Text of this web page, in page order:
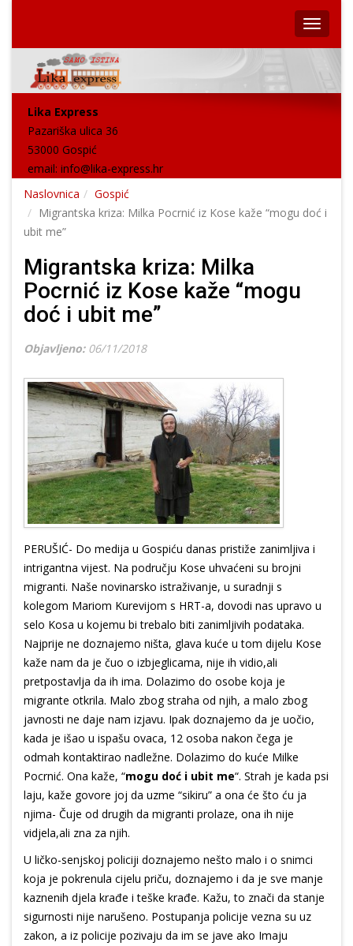
Lika Express
Pazariška ulica 36
53000 Gospić
email: info@lika-express.hr
Naslovnica
Gospić
Migrantska kriza: Milka Pocrnić iz Kose kaže “mogu doć i
ubit me”
Migrantska kriza: Milka
Pocrnić iz Kose kaže “mogu
doć i ubit me”
Objavljeno: 06/11/2018
PERUŠIĆ- Do medija u Gospiću danas pristiže zanimljiva i
intrigantna vijest. Na području Kose uhvaćeni su brojni
migranti. Naše novinarsko istraživanje, u suradnji s
kolegom Mariom Kurevijom s HRT-a, dovodi nas upravo u
selo Kosa u kojemu bi trebalo biti zanimljivih podataka.
Najprije ne doznajemo ništa, glava kuće u tom dijelu Kose
kaže nam da je čuo o izbjeglicama, nije ih vidio,ali
pretpostavlja da ih ima. Dolazimo do osobe koja je
migrante otkrila. Malo zbog straha od njih, a malo zbog
javnosti ne daje nam izjavu. Ipak doznajemo da je uočio,
kada je išao u ispašu ovaca, 12 osoba nakon čega je
odmah kontaktirao nadležne. Dolazimo do kuće Milke
Pocrnić. Ona kaže, “mogu doć i ubit me“. Strah je kada psi
laju, kaže govore joj da uzme “sikiru” a ona će što ću ja
njima- Čuje od drugih da migranti prolaze, ona ih nije
vidjela,ali zna za njih.
U ličko-senjskoj policiji doznajemo nešto malo i o snimci
koja je pokrenula cijelu priču, doznajemo i da je sve manje
kaznenih djela krađe i teške krađe. Kažu, to znači da stanje
sigurnosti nije narušeno. Postupanja policije vezna su uz
zakon, a iz policije pozivaju da im se jave ako Imaju